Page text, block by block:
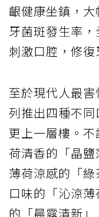
齦健康坐鎮，
牙菌斑發生率
刺激口腔，修復
至於現代人最
列推出四種不
更上一層樓。
荷清香的「晶
薄荷涼感的「
口味的「沁涼
的「晨露清新